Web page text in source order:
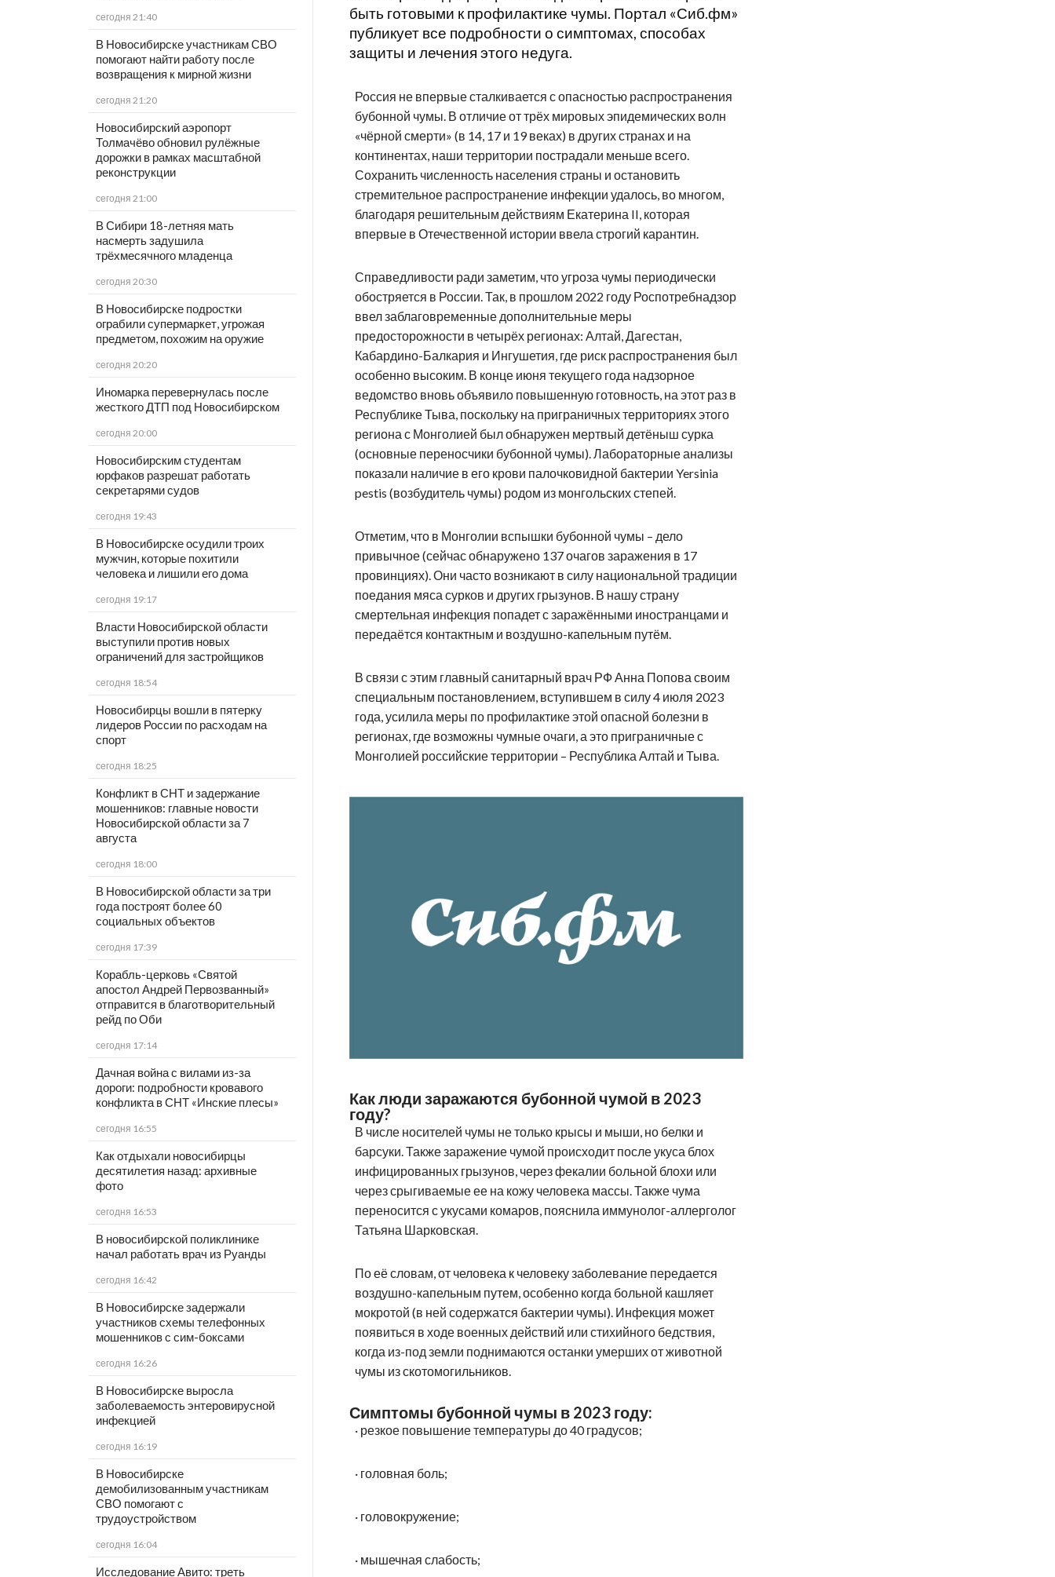
сегодня 21:40
В Новосибирске участникам СВО
помогают найти работу после
возвращения к мирной жизни
сегодня 21:20
Новосибирский аэропорт
Толмачёво обновил рулёжные
дорожки в рамках масштабной
реконструкции
сегодня 21:00
В Сибири 18-летняя мать
насмерть задушила
трёхмесячного младенца
сегодня 20:30
В Новосибирске подростки
ограбили супермаркет, угрожая
предметом, похожим на оружие
сегодня 20:20
Иномарка перевернулась после
жесткого ДТП под Новосибирском
сегодня 20:00
Новосибирским студентам
юрфаков разрешат работать
секретарями судов
сегодня 19:43
В Новосибирске осудили троих
мужчин, которые похитили
человека и лишили его дома
сегодня 19:17
Власти Новосибирской области
выступили против новых
ограничений для застройщиков
сегодня 18:54
Новосибирцы вошли в пятерку
лидеров России по расходам на
спорт
сегодня 18:25
Конфликт в СНТ и задержание
мошенников: главные новости
Новосибирской области за 7
августа
сегодня 18:00
В Новосибирской области за три
года построят более 60
социальных объектов
сегодня 17:39
Корабль-церковь «Святой
апостол Андрей Первозванный»
отправится в благотворительный
рейд по Оби
сегодня 17:14
Дачная война с вилами из-за
дороги: подробности кровавого
конфликта в СНТ «Инские плесы»
сегодня 16:55
Как отдыхали новосибирцы
десятилетия назад: архивные
фото
сегодня 16:53
В новосибирской поликлинике
начал работать врач из Руанды
сегодня 16:42
В Новосибирске задержали
участников схемы телефонных
мошенников с сим-боксами
сегодня 16:26
В Новосибирске выросла
заболеваемость энтеровирусной
инфекцией
сегодня 16:19
В Новосибирске
демобилизованным участникам
СВО помогают с
трудоустройством
сегодня 16:04
Исследование Авито: треть
быть готовыми к профилактике чумы. Портал «Сиб.фм»
публикует все подробности о симптомах, способах
защиты и лечения этого недуга.
Россия не впервые сталкивается с опасностью распространения
бубонной чумы. В отличие от трёх мировых эпидемических волн
«чёрной смерти» (в 14, 17 и 19 веках) в других странах и на
континентах, наши территории пострадали меньше всего.
Сохранить численность населения страны и остановить
стремительное распространение инфекции удалось, во многом,
благодаря решительным действиям Екатерина II, которая
впервые в Отечественной истории ввела строгий карантин.
Справедливости ради заметим, что угроза чумы периодически
обостряется в России. Так, в прошлом 2022 году Роспотребнадзор
ввел заблаговременные дополнительные меры
предосторожности в четырёх регионах: Алтай, Дагестан,
Кабардино-Балкария и Ингушетия, где риск распространения был
особенно высоким. В конце июня текущего года надзорное
ведомство вновь объявило повышенную готовность, на этот раз в
Республике Тыва, поскольку на приграничных территориях этого
региона с Монголией был обнаружен мертвый детёныш сурка
(основные переносчики бубонной чумы). Лабораторные анализы
показали наличие в его крови палочковидной бактерии Yersinia
pestis (возбудитель чумы) родом из монгольских степей.
Отметим, что в Монголии вспышки бубонной чумы – дело
привычное (сейчас обнаружено 137 очагов заражения в 17
провинциях). Они часто возникают в силу национальной традиции
поедания мяса сурков и других грызунов. В нашу страну
смертельная инфекция попадет с заражёнными иностранцами и
передаётся контактным и воздушно-капельным путём.
В связи с этим главный санитарный врач РФ Анна Попова своим
специальным постановлением, вступившем в силу 4 июля 2023
года, усилила меры по профилактике этой опасной болезни в
регионах, где возможны чумные очаги, а это приграничные с
Монголией российские территории – Республика Алтай и Тыва.
Как люди заражаются бубонной чумой в 2023
году?
В числе носителей чумы не только крысы и мыши, но белки и
барсуки. Также заражение чумой происходит после укуса блох
инфицированных грызунов, через фекалии больной блохи или
через срыгиваемые ее на кожу человека массы. Также чума
переносится с укусами комаров, пояснила иммунолог-аллерголог
Татьяна Шарковская.
По её словам, от человека к человеку заболевание передается
воздушно-капельным путем, особенно когда больной кашляет
мокротой (в ней содержатся бактерии чумы). Инфекция может
появиться в ходе военных действий или стихийного бедствия,
когда из-под земли поднимаются останки умерших от животной
чумы из скотомогильников.
Симптомы бубонной чумы в 2023 году:
· резкое повышение температуры до 40 градусов;
· головная боль;
· головокружение;
· мышечная слабость;